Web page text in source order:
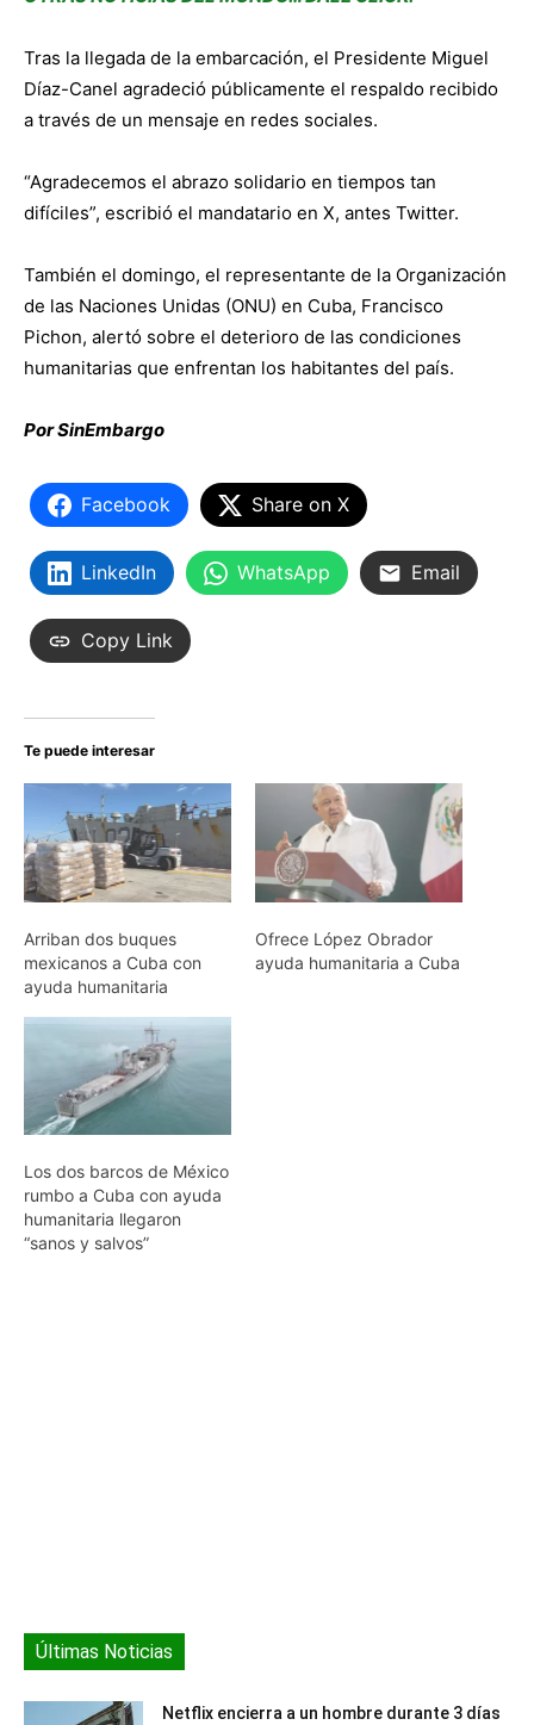
Tras la llegada de la embarcación, el Presidente Miguel
Díaz-Canel agradeció públicamente el respaldo recibido
a través de un mensaje en redes sociales.
“Agradecemos el abrazo solidario en tiempos tan
difíciles”, escribió el mandatario en X, antes Twitter.
También el domingo, el representante de la Organización
de las Naciones Unidas (ONU) en Cuba, Francisco
Pichon, alertó sobre el deterioro de las condiciones
humanitarias que enfrentan los habitantes del país.
Por SinEmbargo
Facebook Share on X
LinkedIn WhatsApp Email
Copy Link
Te puede interesar
Arriban dos buques
mexicanos a Cuba con
ayuda humanitaria
Ofrece López Obrador
ayuda humanitaria a Cuba
Los dos barcos de México
rumbo a Cuba con ayuda
humanitaria llegaron
“sanos y salvos”
Últimas Noticias
Netflix encierra a un hombre durante 3 días